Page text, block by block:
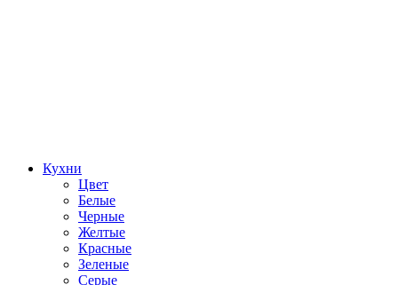
Кухни
Цвет
Белые
Черные
Желтые
Красные
Зеленые
Серые